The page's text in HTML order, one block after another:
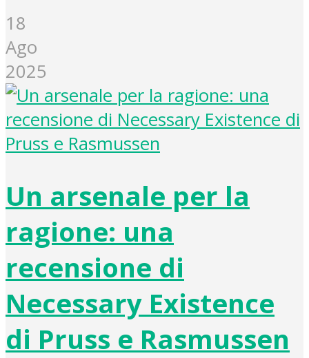
18
Ago
2025
Un arsenale per la
ragione: una
recensione di
Necessary Existence
di Pruss e Rasmussen